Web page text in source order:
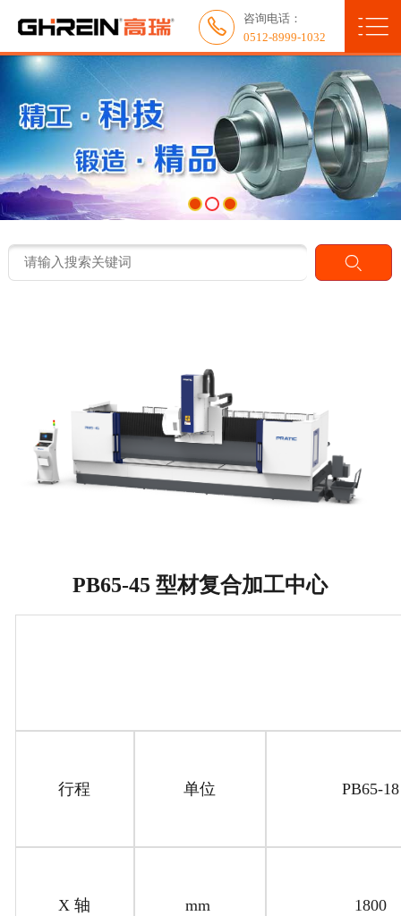
 网站首页
关于我们
新闻中心
产品展示
服务与应用
人力资源

咨询电话：
0512-8999-1032

PB65-45 型材复合加工中心
行程 单位 PB65-18
X 轴 mm 1800